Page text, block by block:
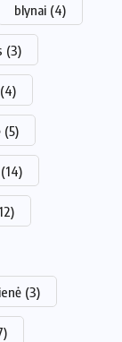
blynai (4)
(3)
(4)
(5)
(14)
(3)